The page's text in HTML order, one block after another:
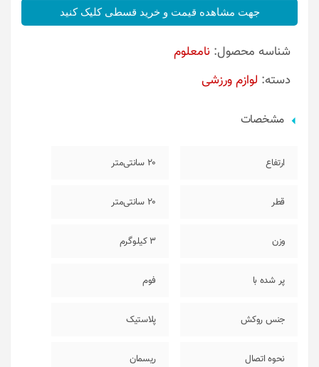
جهت مشاهده قیمت و خرید قسطی کلیک کنید
شناسه محصول: نامعلوم
دسته: لوازم ورزشی
مشخصات
ارتفاع 20 سانتی‌متر
قطر 20 سانتی‌متر
وزن 3 کیلوگرم
پر شده با فوم
جنس روکش پلاستیک
نحوه اتصال ریسمان